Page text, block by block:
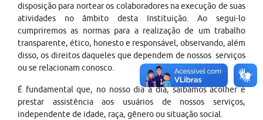
disposição para nortear os colaboradores na execução de suas
atividades no âmbito desta Instituição. Ao segui-lo
cumpriremos as normas para a realização de um trabalho
transparente, ético, honesto e responsável, observando, além
disso, os direitos daqueles que dependem de nossos serviços
ou se relacionam conosco.
É fundamental que, no nosso dia a dia, saibamos acolher e
prestar assistência aos usuários de nossos serviços,
independente de idade, raça, gênero ou situação social.